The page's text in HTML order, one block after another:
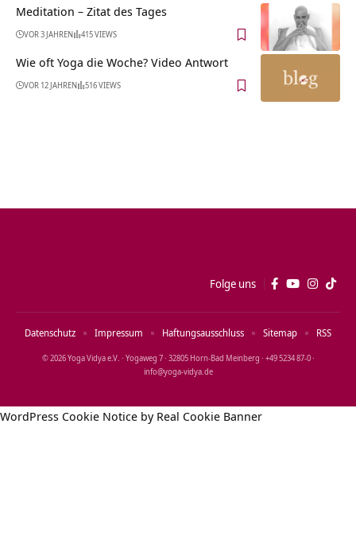
Meditation – Zitat des Tages
VOR 3 JAHREN 415 VIEWS
Wie oft Yoga die Woche? Video Antwort
VOR 12 JAHREN 516 VIEWS
Folge uns
© 2026 Yoga Vidya e.V. · Yogaweg 7 · 32805 Horn‑Bad Meinberg · +49 5234 87‑0 ·
info@yoga‑vidya.de
Datenschutz Impressum Haftungsausschluss Sitemap RSS
WordPress Cookie Notice by Real Cookie Banner